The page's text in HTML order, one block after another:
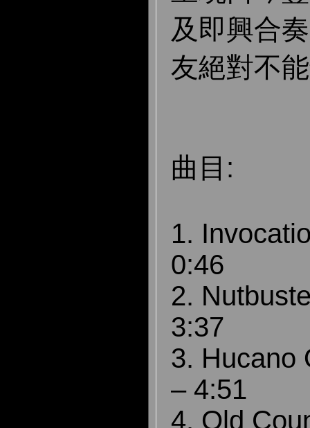
及即興合
友絕對不
曲目:
1.
0:46
2.
3:37
3. Hucano
– 4:51
4. Old